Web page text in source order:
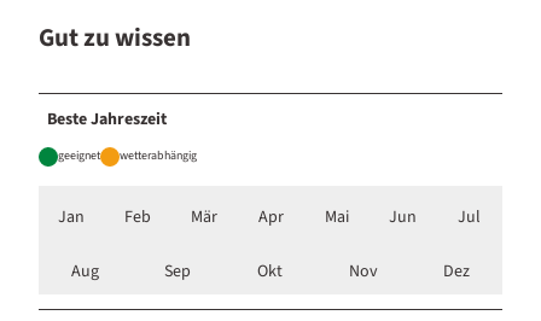
Gut zu wissen
Beste Jahreszeit
geeignet wetterabhängig
Jan Feb Mär Apr Mai Jun Jul
Aug Sep Okt Nov Dez